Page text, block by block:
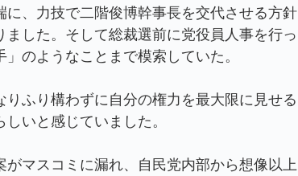
、力技で二階俊博幹事長を交代させる方針
した。そして総裁選前に党役員人事を行っ
のようなことまで模索していた。
ふり構わずに自分の権力を最大限に見せる
いと感じていました。
マスコミに漏れ、自民党内部から想像以上